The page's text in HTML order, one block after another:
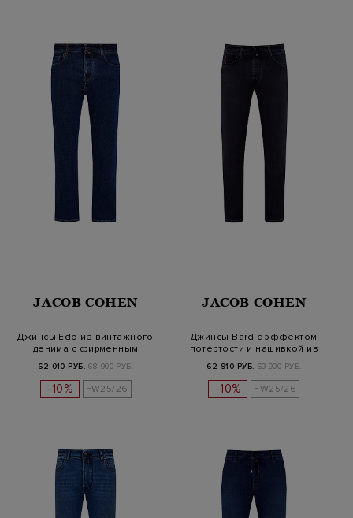
JACOB COHEN
Джинсы Edo из винтажного
денима с фирменным
62 010 РУБ. 68 900 РУБ.
-10% FW25/26
JACOB COHEN
Джинсы Bard с эффектом
потертости и нашивкой из
62 910 РУБ. 69 900 РУБ.
-10% FW25/26